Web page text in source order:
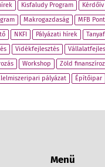
Kisfaludy Program
Kérdőív
Makrogazdaság
MFB
NKFI Pályázati hírek
Vidékfejlesztés
Workshop Zöld
pályázat Építőipar
Menü